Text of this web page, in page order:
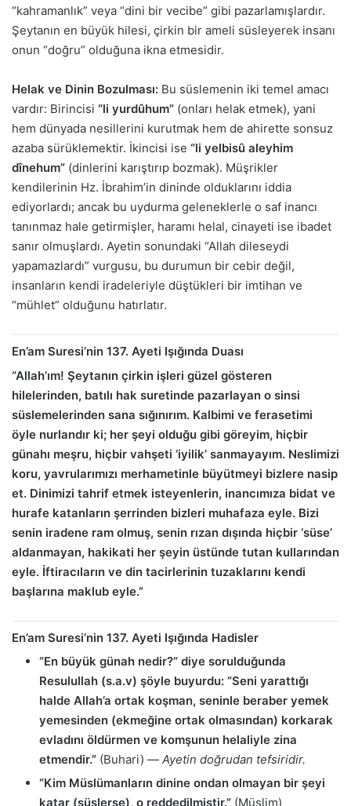
“kahramanlık” veya “dini bir vecibe” gibi pazarlamışlardır.
Şeytanın en büyük hilesi, çirkin bir ameli süsleyerek insanı
onun “doğru” olduğuna ikna etmesidir.
Helak ve Dinin Bozulması: Bu süslemenin iki temel amacı
vardır: Birincisi “li yurdûhum” (onları helak etmek), yani
hem dünyada nesillerini kurutmak hem de ahirette sonsuz
azaba sürüklemektir. İkincisi ise “li yelbisû aleyhim
dînehum” (dinlerini karıştırıp bozmak). Müşrikler
kendilerinin Hz. İbrahim’in dininde olduklarını iddia
ediyorlardı; ancak bu uydurma geleneklerle o saf inancı
tanınmaz hale getirmişler, haramı helal, cinayeti ise ibadet
sanır olmuşlardı. Ayetin sonundaki “Allah dileseydi
yapamazlardı” vurgusu, bu durumun bir cebir değil,
insanların kendi iradeleriyle düştükleri bir imtihan ve
“mühlet” olduğunu hatırlatır.
En’am Suresi’nin 137. Ayeti Işığında Duası
“Allah’ım! Şeytanın çirkin işleri güzel gösteren
hilelerinden, batılı hak suretinde pazarlayan o sinsi
süslemelerinden sana sığınırım. Kalbimi ve ferasetimi
öyle nurlandır ki; her şeyi olduğu gibi göreyim, hiçbir
günahı meşru, hiçbir vahşeti ‘iyilik’ sanmayayım. Neslimizi
koru, yavrularımızı merhametinle büyütmeyi bizlere nasip
et. Dinimizi tahrif etmek isteyenlerin, inancımıza bidat ve
hurafe katanların şerrinden bizleri muhafaza eyle. Bizi
senin iradene ram olmuş, senin rızan dışında hiçbir ‘süse’
aldanmayan, hakikati her şeyin üstünde tutan kullarından
eyle. İftiracıların ve din tacirlerinin tuzaklarını kendi
başlarına maklub eyle.”
En’am Suresi’nin 137. Ayeti Işığında Hadisler
“En büyük günah nedir?” diye sorulduğunda
Resulullah (s.a.v) şöyle buyurdu: “Seni yarattığı
halde Allah’a ortak koşman, seninle beraber yemek
yemesinden (ekmeğine ortak olmasından) korkarak
evladını öldürmen ve komşunun helaliyle zina
etmendir.” (Buhari) — Ayetin doğrudan tefsiridir.
“Kim Müslümanların dinine ondan olmayan bir şeyi
katar (süslerse), o reddedilmiştir.” (Müslim)